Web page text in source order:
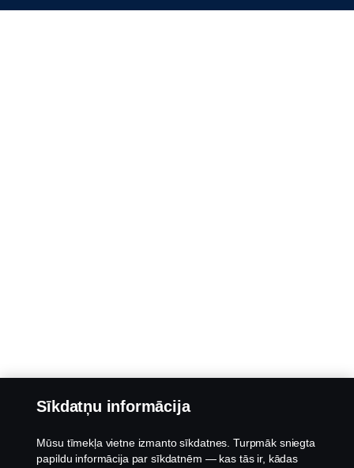
Sīkdatņu informācija
Mūsu tīmekļa vietne izmanto sīkdatnes. Turpmāk sniegta
papildu informācija par sīkdatnēm — kas tās ir, kādas